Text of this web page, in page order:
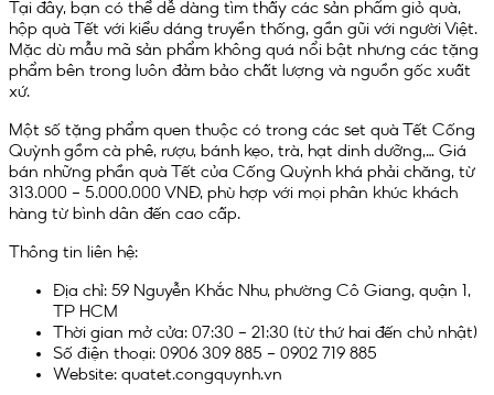
Tại đây, bạn có thể dễ dàng tìm thấy các sản phẩm giỏ quà,
hộp quà Tết với kiểu dáng truyền thống, gần gũi với người Việt.
Mặc dù mẫu mã sản phẩm không quá nổi bật nhưng các tặng
phẩm bên trong luôn đảm bảo chất lượng và nguồn gốc xuất
xứ.
Một số tặng phẩm quen thuộc có trong các set quà Tết Cống
Quỳnh gồm cà phê, rượu, bánh kẹo, trà, hạt dinh dưỡng,… Giá
bán những phần quà Tết của Cống Quỳnh khá phải chăng, từ
313.000 – 5.000.000 VNĐ, phù hợp với mọi phân khúc khách
hàng từ bình dân đến cao cấp.
Thông tin liên hệ:
Địa chỉ: 59 Nguyễn Khắc Nhu, phường Cô Giang, quận 1,
TP HCM
Thời gian mở cửa: 07:30 – 21:30 (từ thứ hai đến chủ nhật)
Số điện thoại: 0906 309 885 – 0902 719 885
Website: quatet.congquynh.vn